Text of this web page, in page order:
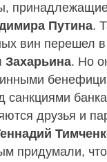
Путина.
вин перешел в
Захарьина. Но
санкциями
друзья и
придумали,